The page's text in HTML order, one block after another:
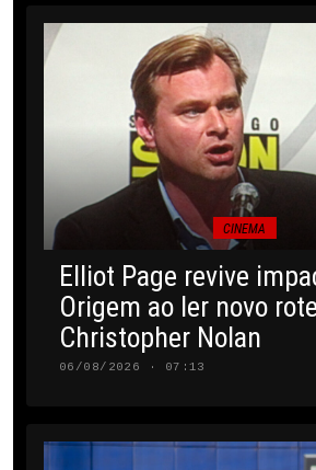
CINEMA
Elliot Page revive
Origem ao ler novo
Christopher Nolan
06/08/2026 · 07:13